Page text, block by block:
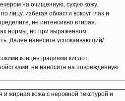
на очищенную, сухую кожу.
лицу, избегая области вокруг глаз и
не интенсивно втирая.
нормы, но при выраженном
Далее нанесите успокаивающий/
концентрациями кислот,
не наносите на повреждённую
жирная кожа с неровной текстурой и